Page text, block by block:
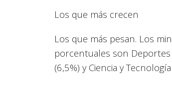
Los que más crecen
Los que más pesan. Los
porcentuales son Deportes
(6,5%) y Ciencia y